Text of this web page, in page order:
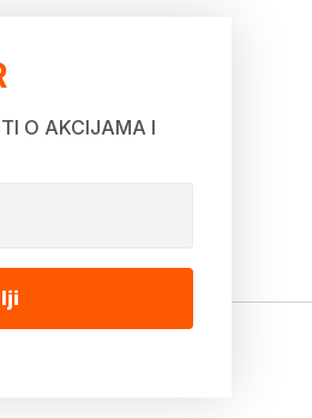
O AKCIJAMA I